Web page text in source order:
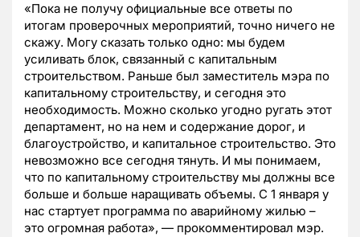
«Пока не получу официальные все ответы по
итогам проверочных мероприятий, точно ничего не
скажу. Могу сказать только одно: мы будем
усиливать блок, связанный с капитальным
строительством. Раньше был заместитель мэра по
капитальному строительству, и сегодня это
необходимость. Можно сколько угодно ругать этот
департамент, но на нем и содержание дорог, и
благоустройство, и капитальное строительство. Это
невозможно все сегодня тянуть. И мы понимаем,
что по капитальному строительству мы должны все
больше и больше наращивать объемы. С 1 января у
нас стартует программа по аварийному жилью –
это огромная работа», — прокомментировал мэр.